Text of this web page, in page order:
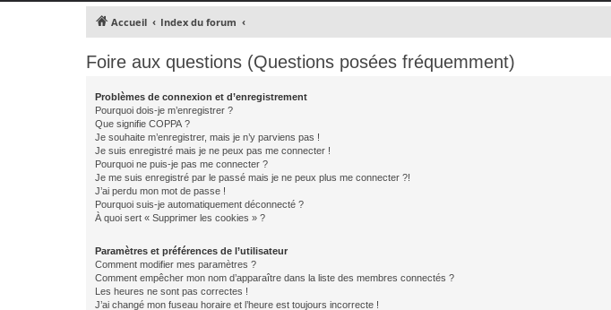
Accueil Index du forum
Foire aux questions (Questions posées fréquemment)
Problèmes de connexion et d’enregistrement
Pourquoi dois-je m’enregistrer ?
Que signifie COPPA ?
Je souhaite m’enregistrer, mais je n’y parviens pas !
Je suis enregistré mais je ne peux pas me connecter !
Pourquoi ne puis-je pas me connecter ?
Je me suis enregistré par le passé mais je ne peux plus me connecter ?!
J’ai perdu mon mot de passe !
Pourquoi suis-je automatiquement déconnecté ?
À quoi sert « Supprimer les cookies » ?
Paramètres et préférences de l’utilisateur
Comment modifier mes paramètres ?
Comment empêcher mon nom d’apparaître dans la liste des membres connectés ?
Les heures ne sont pas correctes !
J’ai changé mon fuseau horaire et l’heure est toujours incorrecte !